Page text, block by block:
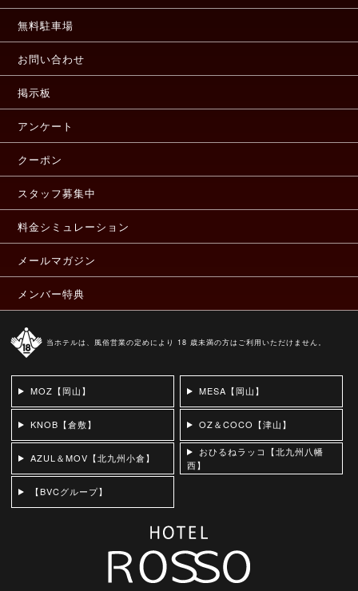
無料駐車場
お問い合わせ
掲示板
アンケート
クーポン
スタッフ募集中
料金シミュレーション
メールマガジン
メンバー特典
当ホテルは、風俗営業の定めにより 18 歳未満の方はご利用いただけません。
MOZ【岡山】 MESA【岡山】
KNOB【倉敷】 OZ＆COCO【津山】
AZUL＆MOV【北九州小倉】
おひるねラッコ【北九州八幡
西】
【BVCグループ】